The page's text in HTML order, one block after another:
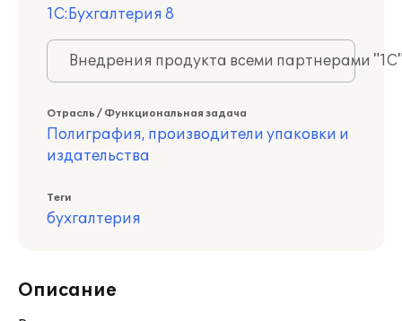
1С:Бухгалтерия 8
Внедрения продукта всеми партнерами
Отрасль / Функциональная задача
Полиграфия, производители упаковки и
издательства
Теги
бухгалтерия
Описание